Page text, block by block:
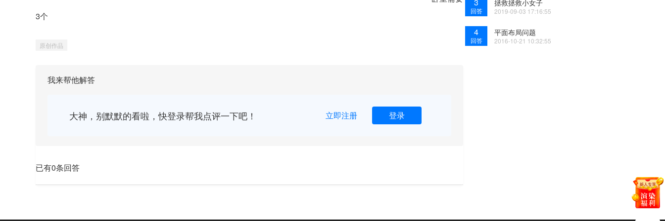
3个
原创作品
我来帮他解答
大神，别默默的看啦，快登录帮我点评一下吧！ 立即注册 登录
已有0条回答
回答
拯救拯救小女子
2019-09-03 17:16:55
4
回答
平面布局问题
2016-10-21 10:32:55